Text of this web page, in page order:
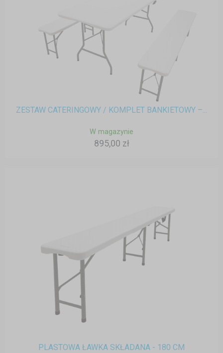
ZESTAW CATERINGOWY / KOMPLET BANKIETOWY –...
W magazynie
895,00 zł
PLASTOWA ŁAWKA SKŁADANA - 180 CM